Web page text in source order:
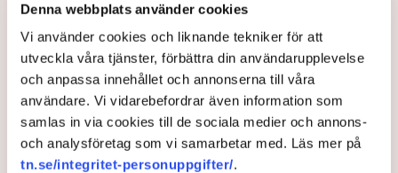
Denna webbplats använder cookies
Vi använder cookies och liknande tekniker för att
utveckla våra tjänster, förbättra din användarupplevelse
och anpassa innehållet och annonserna till våra
användare. Vi vidarebefordrar även information som
samlas in via cookies till de sociala medier och annons-
och analysföretag som vi samarbetar med. Läs mer på
tn.se/integritet-personuppgifter/.
prissäkringen kommer staten
att gå in och betala
mellanskillnaden. Om elpriset
är högre än prissäkringen ska
företaget i stället betala till